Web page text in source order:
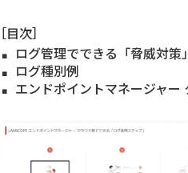
［目次］
ログ管理でできる「脅威対策
ログ種別例
エンドポイントマネージャー